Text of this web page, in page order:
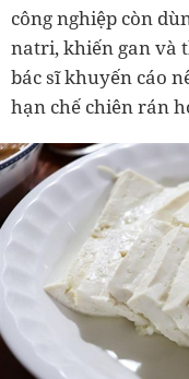
công nghiệp còn
natri, khiến gan và
bác sĩ khuyến cáo
hạn chế chiên rán